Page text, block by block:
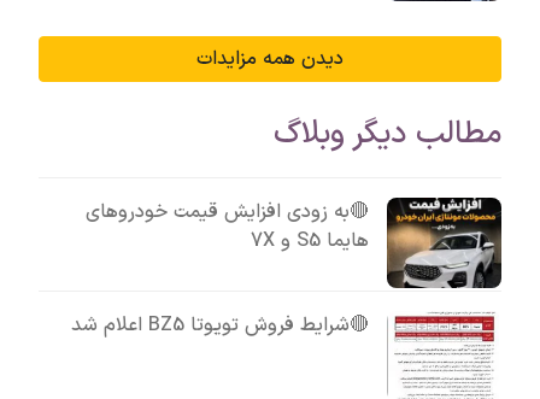
دیدن همه مزایدات
مطالب دیگر وبلاگ
🔴به زودی افزایش قیمت خودروهای
هایما S5 و 7X
🔴شرایط فروش تویوتا BZ5 اعلام شد